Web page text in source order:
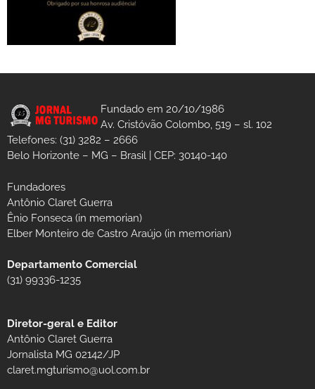
Fundado em 20/10/1986
Av. Cristóvão Colombo, 519 – sl. 102
Telefones: (31) 3282 – 2666
Belo Horizonte – MG – Brasil | CEP: 30140-140
Fundadores
Antônio Claret Guerra
Ênio Fonseca (in memorian)
Elber Monteiro de Castro Araújo (in memorian)
Departamento Comercial
(31) 99336-1235
Diretor-geral e Editor
Antônio Claret Guerra
Jornalista MG 02142/JP
claret.mgturismo@uol.com.br